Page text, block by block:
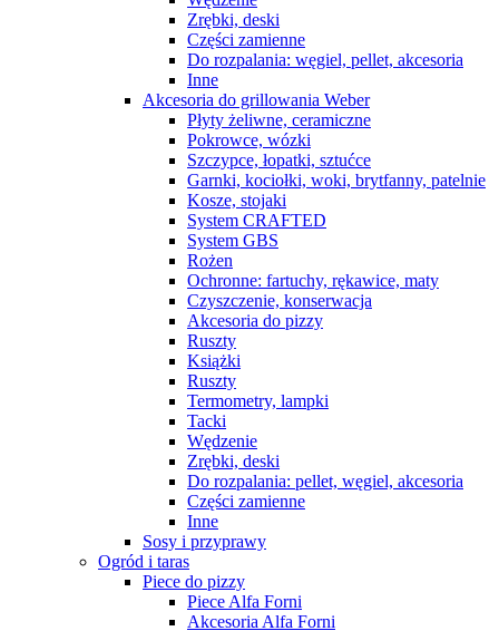
Zrębki, deski
Części zamienne
Do rozpalania: węgiel, pellet, akcesoria
Inne
Akcesoria do grillowania Weber
Płyty żeliwne, ceramiczne
Pokrowce, wózki
Szczypce, łopatki, sztućce
Garnki, kociołki, woki, brytfanny, patelnie
Kosze, stojaki
System CRAFTED
System GBS
Rożen
Ochronne: fartuchy, rękawice, maty
Czyszczenie, konserwacja
Akcesoria do pizzy
Ruszty
Książki
Ruszty
Termometry, lampki
Tacki
Wędzenie
Zrębki, deski
Do rozpalania: pellet, węgiel, akcesoria
Części zamienne
Inne
Sosy i przyprawy
Ogród i taras
Piece do pizzy
Piece Alfa Forni
Akcesoria Alfa Forni